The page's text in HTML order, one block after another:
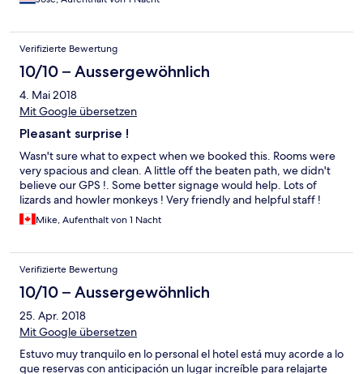
increíblemente tuvimos que buscar otro sitio para hospedarnos
responsables”. Esa información deberían ponerla en su anuncio
así la lógica indica que nadie iría a un disque Hotel que no recibe
a sus clientes después de 8 pm. He viajado a otros sitios de CR y
en hoteles pequeños cuando no hay nadie en recepción,
siempre han buscado la forma de entregarme la llave (el guarda,
debajo de la alfombra, una maceta, etc etc), simplemente no
hotel ese día. No se embarquen en reservar este sitio hay más y
mejores opciones en playa Carrillo.
Verifizierte Bewertung
10/10 – Aussergewöhnlich
4. Mai 2018
Mit Google übersetzen
Pleasant surprise !
Wasn't sure what to expect when we booked this. Rooms were
very spacious and clean. A little off the beaten path, we didn't
believe our GPS !. Some better signage would help. Lots of
lizards and howler monkeys ! Very friendly and helpful staff !
Mike, Aufenthalt von 1 Nacht
Verifizierte Bewertung
10/10 – Aussergewöhnlich
25. Apr. 2018
Mit Google übersetzen
Estuvo muy tranquilo en lo personal el hotel está muy acorde a lo
que reservas con anticipación un lugar increíble para relajarte